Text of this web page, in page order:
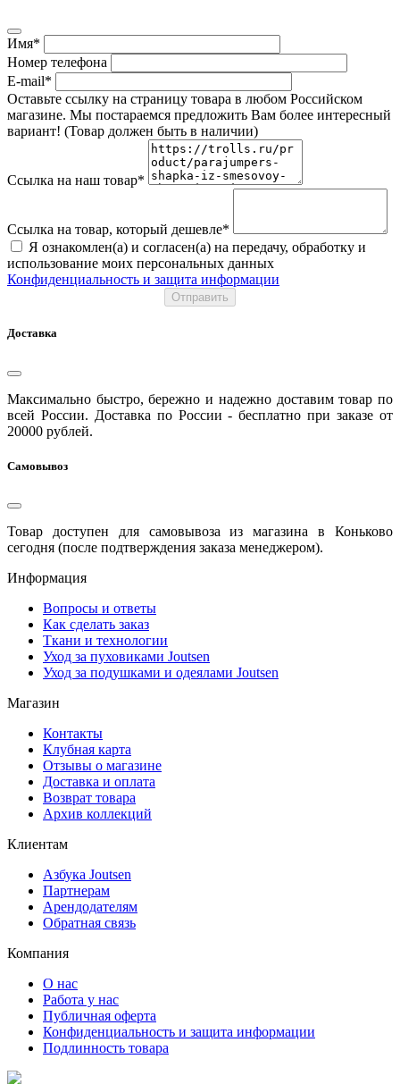
Имя*
Номер телефона
E-mail*
Оставьте ссылку на страницу товара в любом Российском
магазине. Мы постараемся предложить Вам более интересный
вариант! (Товар должен быть в наличии)
Ссылка на наш товар*
Ссылка на товар, который дешевле*
Я ознакомлен(а) и согласен(а) на передачу, обработку и
использование моих персональных данных
Конфиденциальность и защита информации
Отправить
Доставка
Максимально быстро, бережно и надежно доставим товар по
всей России. Доставка по России - бесплатно при заказе от
20000 рублей.
Самовывоз
Товар доступен для самовывоза из магазина в Коньково
сегодня (после подтверждения заказа менеджером).
Информация
Вопросы и ответы
Как сделать заказ
Ткани и технологии
Уход за пуховиками Joutsen
Уход за подушками и одеялами Joutsen
Магазин
Контакты
Клубная карта
Отзывы о магазине
Доставка и оплата
Возврат товара
Архив коллекций
Клиентам
Азбука Joutsen
Партнерам
Арендодателям
Обратная связь
Компания
О нас
Работа у нас
Публичная оферта
Конфиденциальность и защита информации
Подлинность товара